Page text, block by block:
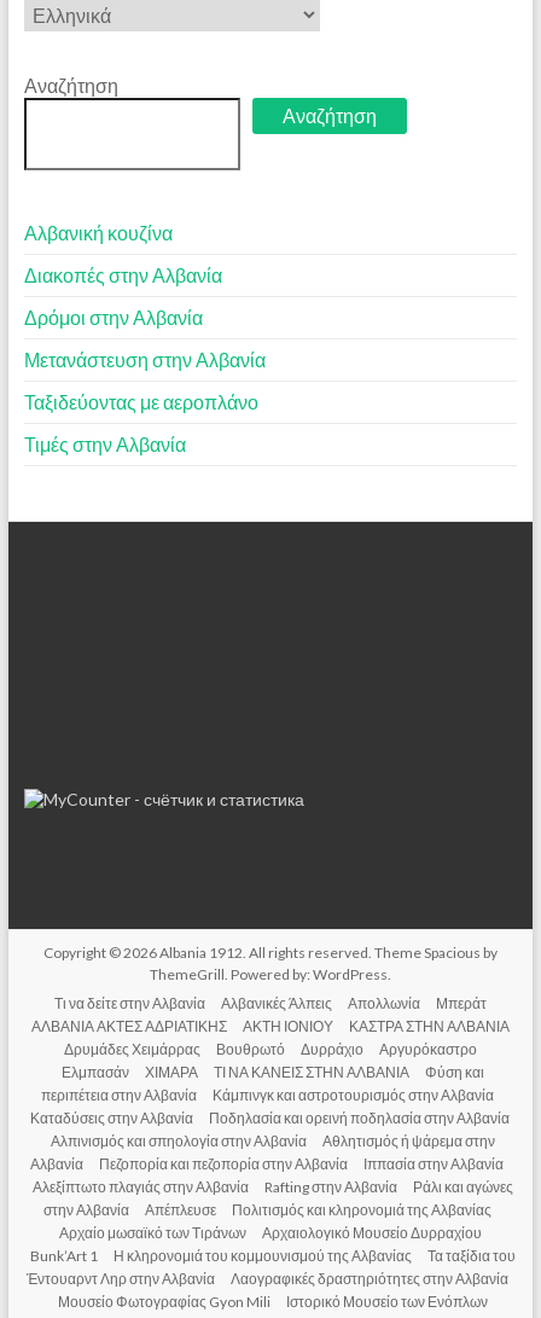
Επιλέξτε
μια
Αναζήτηση
Αναζήτηση
Αλβανική κουζίνα
Διακοπές στην Αλβανία
Δρόμοι στην Αλβανία
Μετανάστευση στην Αλβανία
Ταξιδεύοντας με αεροπλάνο
Τιμές στην Αλβανία
Copyright © 2026Albania 1912. All rights reserved. ThemeSpacious by
ThemeGrill. Powered by: WordPress.
Τι να δείτε στην Αλβανία
Αλβανικές Άλπεις Απολλωνία
Μπεράτ
ΑΛΒΑΝΙΑ ΑΚΤΕΣ ΑΔΡΙΑΤΙΚΗΣ
ΑΚΤΗ ΙΟΝΙΟΥ
ΚΑΣΤΡΑ ΣΤΗΝ ΑΛΒΑΝΙΑ
Δρυμάδες Χειμάρρας
Βουθρωτό Δυρράχιο
Αργυρόκαστρο
Ελμπασάν
ΧΙΜΑΡΑ ΤΙ ΝΑ ΚΑΝΕΙΣ ΣΤΗΝ ΑΛΒΑΝΙΑ
Φύση και
περιπέτεια στην Αλβανία
Κάμπινγκ και αστροτουρισμός στην Αλβανία
Καταδύσεις στην Αλβανία
Ποδηλασία και ορεινή ποδηλασία στην Αλβανία
Αλπινισμός και σπηολογία στην Αλβανία
Αθλητισμός ή ψάρεμα στην
Αλβανία
Πεζοπορία και πεζοπορία στην Αλβανία
Ιππασία στην Αλβανία
Αλεξίπτωτο πλαγιάς στην Αλβανία
Rafting στην Αλβανία
Ράλι και αγώνες
στην Αλβανία
Απέπλευσε
Πολιτισμός και κληρονομιά της Αλβανίας
Αρχαίο μωσαϊκό των Τιράνων
Αρχαιολογικό Μουσείο Δυρραχίου
Bunk’Art 1
Η κληρονομιά του κομμουνισμού της Αλβανίας
Τα ταξίδια του
Έντουαρντ Ληρ στην Αλβανία
Λαογραφικές δραστηριότητες στην Αλβανία
Μουσείο Φωτογραφίας Gyon Mili
Ιστορικό Μουσείο των Ενόπλων